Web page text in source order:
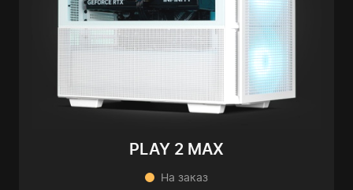
PLAY 2 MAX
На заказ